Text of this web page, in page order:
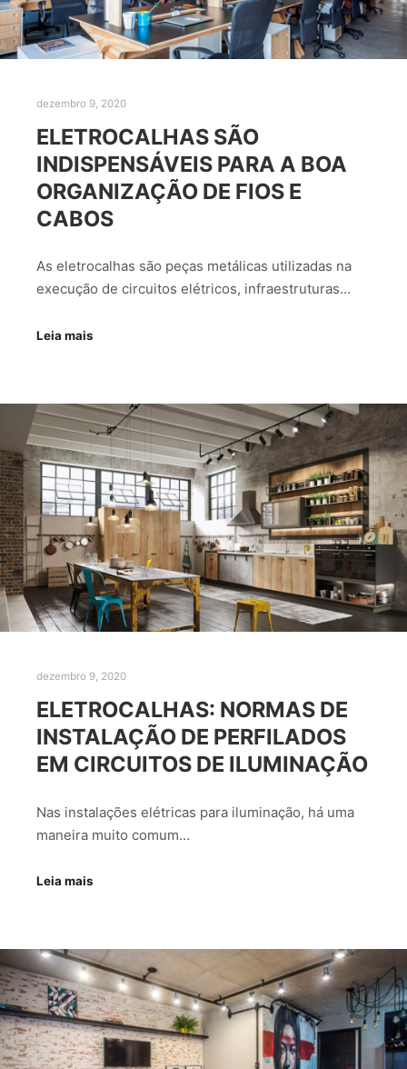
dezembro 9, 2020
ELETROCALHAS SÃO
INDISPENSÁVEIS PARA A BOA
ORGANIZAÇÃO DE FIOS E
CABOS
As eletrocalhas são peças metálicas utilizadas na
execução de circuitos elétricos, infraestruturas…
Leia mais
dezembro 9, 2020
ELETROCALHAS: NORMAS DE
INSTALAÇÃO DE PERFILADOS
EM CIRCUITOS DE ILUMINAÇÃO
Nas instalações elétricas para iluminação, há uma
maneira muito comum…
Leia mais